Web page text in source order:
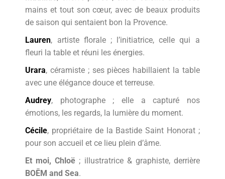
mains et tout son cœur, avec de beaux produits
de saison qui sentaient bon la Provence.
Lauren, artiste florale ; l’initiatrice, celle qui a
fleuri la table et réuni les énergies.
Urara, céramiste ; ses pièces habillaient la table
avec une élégance douce et terreuse.
Audrey, photographe ; elle a capturé nos
émotions, les regards, la lumière du moment.
Cécile, propriétaire de la Bastide Saint Honorat ;
pour son accueil et ce lieu plein d’âme.
Et moi, Chloë ; illustratrice & graphiste, derrière
BOĒM and Sea.